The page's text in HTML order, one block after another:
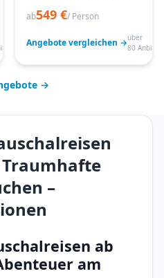
ab549 €/ Person
Angebote vergleichen →über
80
→
–
ab
am